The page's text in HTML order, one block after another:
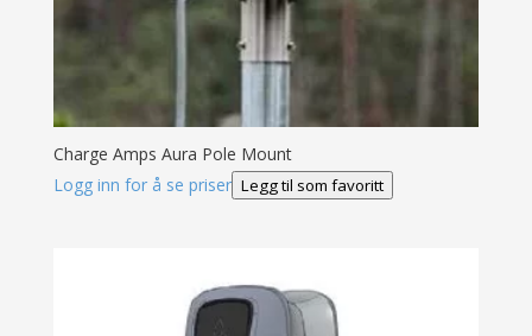
Charge Amps Aura Pole Mount
Logg inn for å se priser Legg til som favoritt